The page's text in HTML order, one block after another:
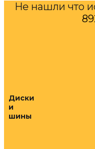
Не нашли что
Диски
и
шины